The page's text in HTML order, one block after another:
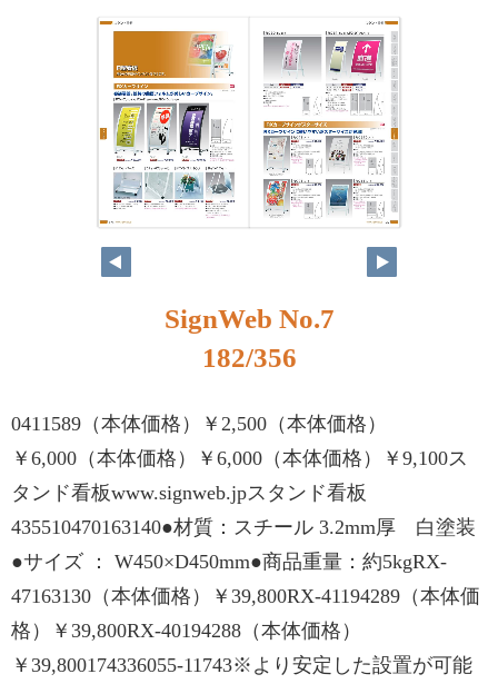
SignWeb No.7
182/356
0411589（本体価格）￥2,500（本体価格）
￥6,000（本体価格）￥6,000（本体価格）￥9,100ス
タンド看板www.signweb.jpスタンド看板
435510470163140●材質：スチール 3.2mm厚 白塗装
●サイズ ： W450×D450mm●商品重量：約5kgRX-
47163130（本体価格）￥39,800RX-41194289（本体価
格）￥39,800RX-40194288（本体価格）
￥39,800174336055-11743※より安定した設置が可能